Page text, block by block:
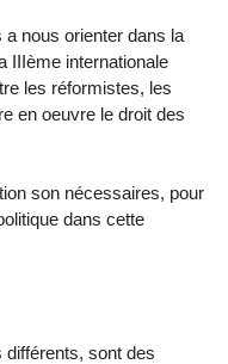
a nous orienter dans la
IIIème internationale
les réformistes, les
en oeuvre le droit des
son nécessaires, pour
dans cette
sont des